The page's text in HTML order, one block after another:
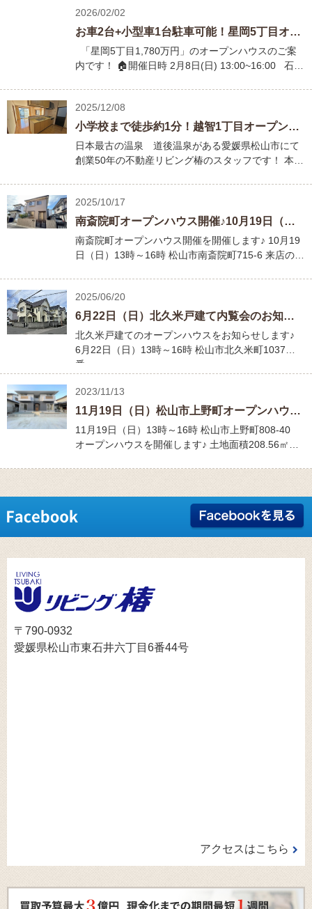
2026/02/02
お車2台+小型車1台駐車可能！星岡5丁目オープンハウス開催致します！
「星岡5丁目1,780万円」のオープンハウスのご案
内です！ 🏠開催日時 2月8日(日) 13:00~16:00 石…
2025/12/08
小学校まで徒歩約1分！越智1丁目オープンハウス開催致します！
日本最古の温泉 道後温泉がある愛媛県松山市にて
創業50年の不動産リビング椿のスタッフです！ 本…
2025/10/17
南斎院町オープンハウス開催♪10月19日（日）13時～16時
南斎院町オープンハウス開催を開催します♪ 10月19
日（日）13時～16時 松山市南斎院町715-6 来店の…
2025/06/20
6月22日（日）北久米戸建て内覧会のお知らせ♪
北久米戸建てのオープンハウスをお知らせします♪
6月22日（日）13時～16時 松山市北久米町1037
番…
2023/11/13
11月19日（日）松山市上野町オープンハウスを開催します♪
11月19日（日）13時～16時 松山市上野町808-40
オープンハウスを開催します♪ 土地面積208.56㎡…
〒790-0932
愛媛県松山市東石井六丁目6番44号
アクセスはこちら